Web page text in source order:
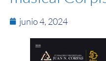
junio 4, 2024